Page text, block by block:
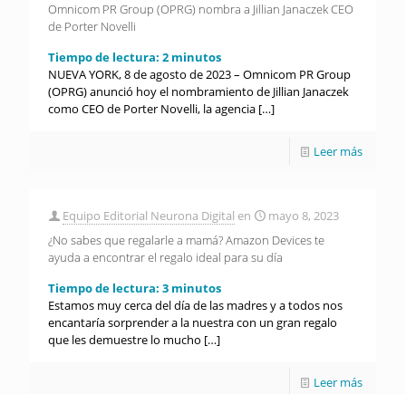
Omnicom PR Group (OPRG) nombra a Jillian Janaczek CEO
de Porter Novelli
Tiempo de lectura: 2 minutos
NUEVA YORK, 8 de agosto de 2023 – Omnicom PR Group
(OPRG) anunció hoy el nombramiento de Jillian Janaczek
como CEO de Porter Novelli, la agencia […]
Leer más
Equipo Editorial Neurona Digital en
mayo 8, 2023
¿No sabes que regalarle a mamá? Amazon Devices te
ayuda a encontrar el regalo ideal para su día
Tiempo de lectura: 3 minutos
Estamos muy cerca del día de las madres y a todos nos
encantaría sorprender a la nuestra con un gran regalo
que les demuestre lo mucho […]
Leer más